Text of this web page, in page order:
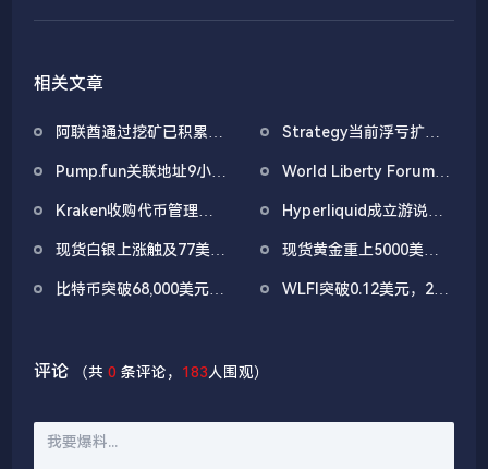
相关文章
阿联酋通过挖矿已积累
Strategy当前浮亏扩大
Pump.fun关联地址9小时
PUMP
World Liberty Forum开
Trump称加密仍处「起跑
线」
Kraken收购代币管理平
张版图
Hyperliquid成立游说组
Center」，将以2800万
美元HYPE作为启动资金
现货白银上涨触及77美
现货黄金重上5000美元/
比特币突破68,000美元，
WLFI突破0.12美元，24
评论 （共0 条评论， 183人围观）